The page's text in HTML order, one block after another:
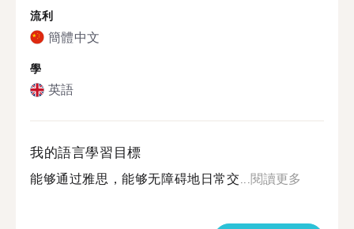
流利
簡體中文
學
英語
我的語言學習目標
能够通过雅思，能够无障碍地日常交...閱讀更多